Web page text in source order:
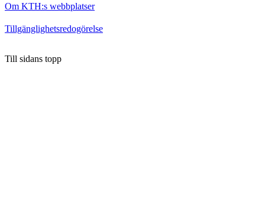
Om KTH:s webbplatser
Tillgänglighetsredogörelse
Till sidans topp